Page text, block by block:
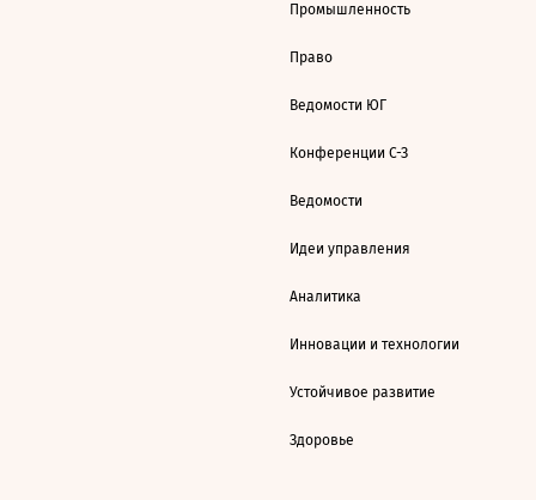
Промышленность
Право
Ведомости ЮГ
Конференции С-З
Ведомости
Идеи управления
Аналитика
Инновации и технологии
Устойчивое развитие
Здоровье